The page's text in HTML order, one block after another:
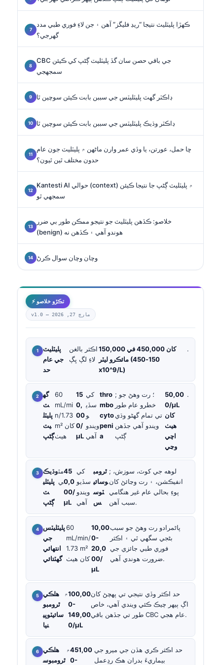
ڪهڙا پليٽليٽ نتيجا “ريڊ فليگز” آهن ۽ جن لاءِ فوري طبي مدد
گهرجي؟
CBC جي باقي حصن سان گڏ پليٽليٽ ڳڻپ کي ڪيئن
سمجهجي
ڊاڪٽر گهٽ پليٽليٽس جي سببن بابت ڪيئن سوچين ٿا
ڊاڪٽر وڌيڪ پليٽليٽس جي سببن بابت ڪيئن سوچين ٿا
ڇا حمل، عورتن، يا وڏي عمر وارن ماڻهن ۾ پليٽليٽ جون عام
حدون مختلف ٿين ٿيون؟
Kantesti AI حوالي (context) ۾ پليٽليٽ ڳڻپ جا نتيجا ڪيئن
سمجهي ٿو
خلاصو: ڪڏهن پليٽليٽ جو نتيجو ممڪن طور بي ضرر
(benign) هوندو آهي ۽ ڪڏهن نه
وچان وچان سوال ڪرڻ
⚡ تڪڙو خلاصو
v1.0 — مارچ 27, 2026
پليٽليٽ
جي عام
حد
اڪثر بالغن
لاءِ لڳ ڀڳ
150,000 کان 450,000 في
مائڪرو ليٽر (150-450
x10^9/L)
.
گه
ٽ
پليٽل
يٽ
ڳڻپ
60
mL/mi
n/1.73
m² کان
هيٺ
15
0,
00
0/
µL
کي
سڏي
و
ويندو
آهي
thro
mbo
cyto
peni
a
; ؛ رت وهڻ جو
خطرو عام طور
تي تمام گهڻو وڌي
ويندو آهي جڏهن
ڳڻپ
50,00
0/µL
کان
هيٺ
اچي
وڃي
.
وڌيڪ
پليٽلي
ٽ
ڳڻپ
مٿ
ي
45
0,0
00/
µL
کي
سڏيو
ويندو
آهي
ٿرومب
وسائي
ٽوس
س
; لوهه جي کوٽ، سوزش،
انفيڪشن، ۽ رت وڃائڻ کان
پوءِ بحالي عام غير هنگامي
سبب آهن.
پليٽليٽس
جي
انتهائي
گهٽتائي
60
mL/min/
1.73 m²
کان هيٺ
10,00
0-
20,0
00/
µL
پاڻمرادو رت وهڻ جو سبب
بڻجي سگهي ٿي ۽ اڪثر
فوري طبي جائزي جي
ضرورت هوندي آهي.
هلڪي
ٿرومبو
سائيٽوپي
نيا
۾100,00
0-
149,00
0/µL
حد اڪثر وڏي نتيجي تي پهچڻ کان
اڳ ٻيهر چيڪ ڪئي ويندي آهي، خاص
طور تي جڏهن باقي CBC عام هجي.
هلڪي
ٿرومبوس
۾451,00
0-
حد اڪثر ڪري هڏن جي ميرو جي
بيماريءَ بدران هڪ ردِعمل